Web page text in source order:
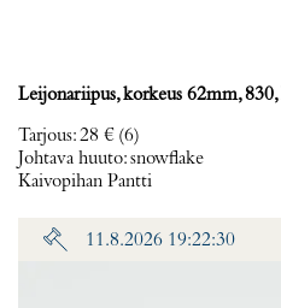
Leijonariipus, korkeus 62mm, 830,
Tarjous:28 € (6)
Johtava huuto:snowflake
Kaivopihan Pantti
11.8.2026 19:22:30